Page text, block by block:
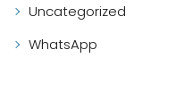
Uncategorized
WhatsApp